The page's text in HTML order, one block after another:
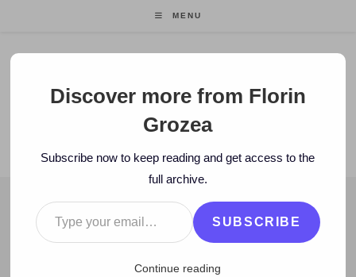
MENU
Florin Grozea
ENTREPRENEUR. FOUNDER/CEO MOCAPP.
BLOG
2010 > July > 31 > Artisti > Gând despre piese de umplutură
Discover more from Florin
Grozea
Subscribe now to keep reading and get access to the
full archive.
Type your email…
SUBSCRIBE
Continue reading